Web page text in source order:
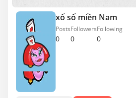
xổ số miền Nam
0
Posts
0
Followers
0
Following